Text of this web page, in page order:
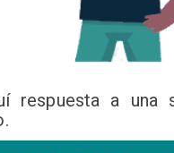
respuesta a una